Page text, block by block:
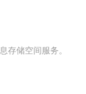
储空间服务。